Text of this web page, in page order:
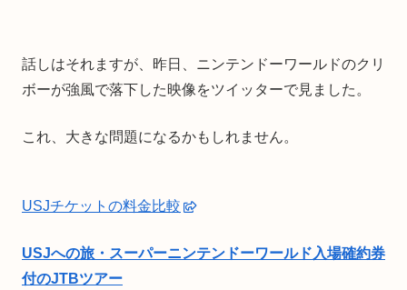
話しはそれますが、昨日、ニンテンドーワールドのクリ
ボーが強風で落下した映像をツイッターで見ました。
これ、大きな問題になるかもしれません。
USJチケットの料金比較
USJへの旅・スーパーニンテンドーワールド入場確約券
付のJTBツアー